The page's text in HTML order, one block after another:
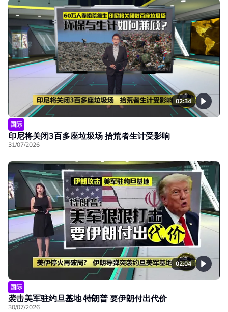
02:34
国际
印尼将关闭3百多座垃圾场 拾荒者生计受影响
31/07/2026
02:04
国际
袭击美军驻约旦基地 特朗普 要伊朗付出代价
30/07/2026